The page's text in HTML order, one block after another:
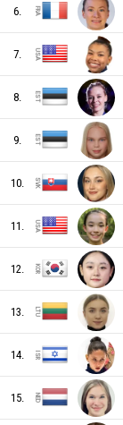
ITA
ITA
ITA
ISR
6.
7.
8.
9.
10.
11.
12.
13.
14.
15.